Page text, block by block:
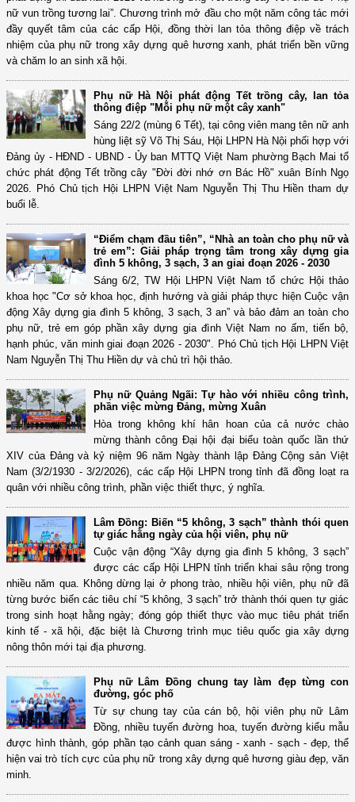
nữ vun trồng tương lai”. Chương trình mở đầu cho một năm công tác mới
đầy quyết tâm của các cấp Hội, đồng thời lan tỏa thông điệp về trách
nhiệm của phụ nữ trong xây dựng quê hương xanh, phát triển bền vững
và chăm lo an sinh xã hội.
Phụ nữ Hà Nội phát động Tết trồng cây, lan tỏa
thông điệp "Mỗi phụ nữ một cây xanh"
Sáng 22/2 (mùng 6 Tết), tại công viên mang tên nữ anh
hùng liệt sỹ Võ Thị Sáu, Hội LHPN Hà Nội phối hợp với
Đảng ủy - HĐND - UBND - Ủy ban MTTQ Việt Nam phường Bạch Mai tổ
chức phát động Tết trồng cây "Đời đời nhớ ơn Bác Hồ" xuân Bính Ngọ
2026. Phó Chủ tịch Hội LHPN Việt Nam Nguyễn Thị Thu Hiền tham dự
buổi lễ.
“Điểm chạm đầu tiên”, “Nhà an toàn cho phụ nữ và
trẻ em”: Giải pháp trọng tâm trong xây dựng gia
đình 5 không, 3 sạch, 3 an giai đoạn 2026 - 2030
Sáng 6/2, TW Hội LHPN Việt Nam tổ chức Hội thảo
khoa học "Cơ sở khoa học, định hướng và giải pháp thực hiện Cuộc vận
động Xây dựng gia đình 5 không, 3 sạch, 3 an” và bảo đảm an toàn cho
phụ nữ, trẻ em góp phần xây dựng gia đình Việt Nam no ấm, tiến bộ,
hạnh phúc, văn minh giai đoạn 2026 - 2030". Phó Chủ tịch Hội LHPN Việt
Nam Nguyễn Thị Thu Hiền dự và chủ trì hội thảo.
Phụ nữ Quảng Ngãi: Tự hào với nhiều công trình,
phần việc mừng Đảng, mừng Xuân
Hòa trong không khí hân hoan của cả nước chào
mừng thành công Đại hội đại biểu toàn quốc lần thứ
XIV của Đảng và kỷ niệm 96 năm Ngày thành lập Đảng Cộng sản Việt
Nam (3/2/1930 - 3/2/2026), các cấp Hội LHPN trong tỉnh đã đồng loạt ra
quân với nhiều công trình, phần việc thiết thực, ý nghĩa.
Lâm Đồng: Biến “5 không, 3 sạch” thành thói quen
tự giác hằng ngày của hội viên, phụ nữ
Cuộc vận động “Xây dựng gia đình 5 không, 3 sạch”
được các cấp Hội LHPN tỉnh triển khai sâu rộng trong
nhiều năm qua. Không dừng lại ở phong trào, nhiều hội viên, phụ nữ đã
từng bước biến các tiêu chí “5 không, 3 sạch” trở thành thói quen tự giác
trong sinh hoạt hằng ngày; đóng góp thiết thực vào mục tiêu phát triển
kinh tế - xã hội, đặc biệt là Chương trình mục tiêu quốc gia xây dựng
nông thôn mới tại địa phương.
Phụ nữ Lâm Đồng chung tay làm đẹp từng con
đường, góc phố
Từ sự chung tay của cán bộ, hội viên phụ nữ Lâm
Đồng, nhiều tuyến đường hoa, tuyến đường kiểu mẫu
được hình thành, góp phần tạo cảnh quan sáng - xanh - sạch - đẹp, thể
hiện vai trò tích cực của phụ nữ trong xây dựng quê hương giàu đẹp, văn
minh.